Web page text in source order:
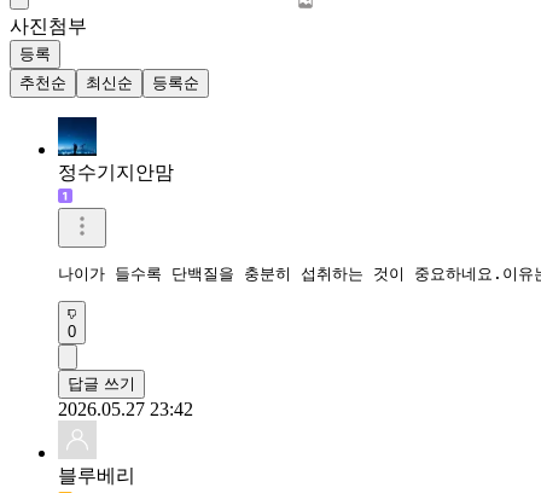
사진첨부
등록
추천순
최신순 등록순
정수기지안맘
0
답글 쓰기
2026.05.27 23:42
블루베리